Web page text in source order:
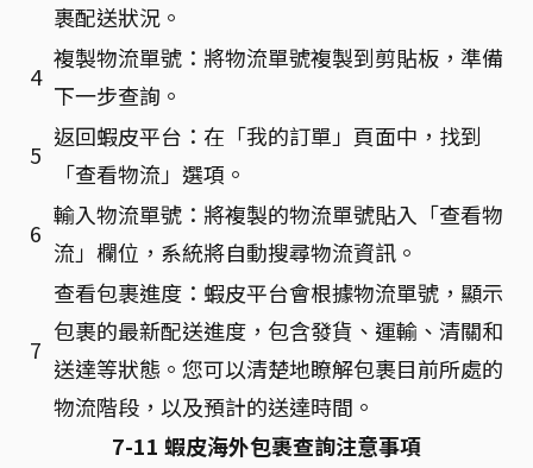
裹配送狀況。
4
複製物流單號：將物流單號複製到剪貼板，準備
下一步查詢。
5
返回蝦皮平台：在「我的訂單」頁面中，找到
「查看物流」選項。
6
輸入物流單號：將複製的物流單號貼入「查看物
流」欄位，系統將自動搜尋物流資訊。
7
查看包裹進度：蝦皮平台會根據物流單號，顯示
包裹的最新配送進度，包含發貨、運輸、清關和
送達等狀態。您可以清楚地瞭解包裹目前所處的
物流階段，以及預計的送達時間。
7-11 蝦皮海外包裹查詢注意事項